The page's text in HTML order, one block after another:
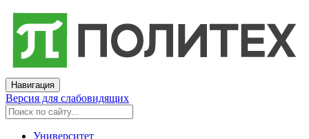
Навигация
Версия для слабовидящих
Университет